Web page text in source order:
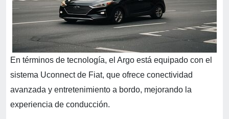
En términos de tecnología, el Argo está equipado con el
sistema Uconnect de Fiat, que ofrece conectividad
avanzada y entretenimiento a bordo, mejorando la
experiencia de conducción.